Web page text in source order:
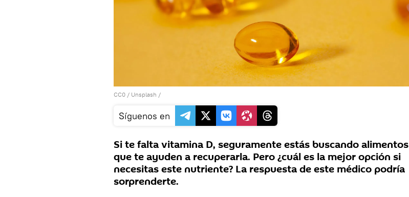
CC0 / Unsplash /
Síguenos en
Si te falta vitamina D, seguramente estás buscando alimentos
que te ayuden a recuperarla. Pero ¿cuál es la mejor opción si
necesitas este nutriente? La respuesta de este médico podría
sorprenderte.